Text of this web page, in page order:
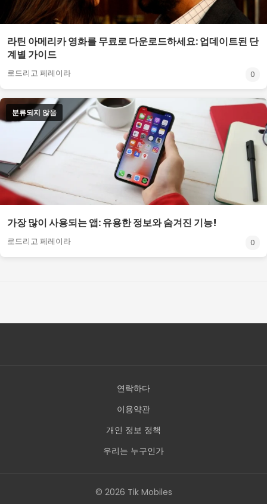
라틴 아메리카 영화를 무료로 다운로드하세요: 업데이트된 단
계별 가이드
로드리고 페레이라 0
분류되지 않음
가장 많이 사용되는 앱: 유용한 정보와 숨겨진 기능!
로드리고 페레이라 0
연락하다
이용약관
개인 정보 정책
우리는 누구인가
© 2026 Tik Mobiles